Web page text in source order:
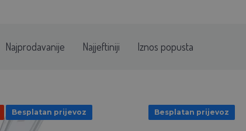
Najprodavanije Najjeftiniji Iznos popusta
Besplatan prijevoz Besplatan prijevoz